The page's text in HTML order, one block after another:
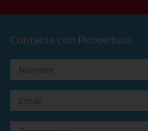
Contacta con Pictoeduca